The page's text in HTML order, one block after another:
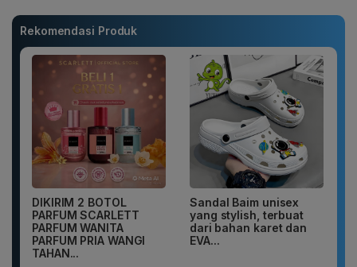
Rekomendasi Produk
DIKIRIM 2 BOTOL
PARFUM SCARLETT
PARFUM WANITA
PARFUM PRIA WANGI
TAHAN...
Sandal Baim unisex
yang stylish, terbuat
dari bahan karet dan
EVA...